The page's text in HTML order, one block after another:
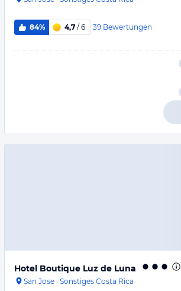
84% 4,7 / 6 39 Bewertungen
Hotel Boutique Luz de Luna
San Jose · Sonstiges Costa Rica